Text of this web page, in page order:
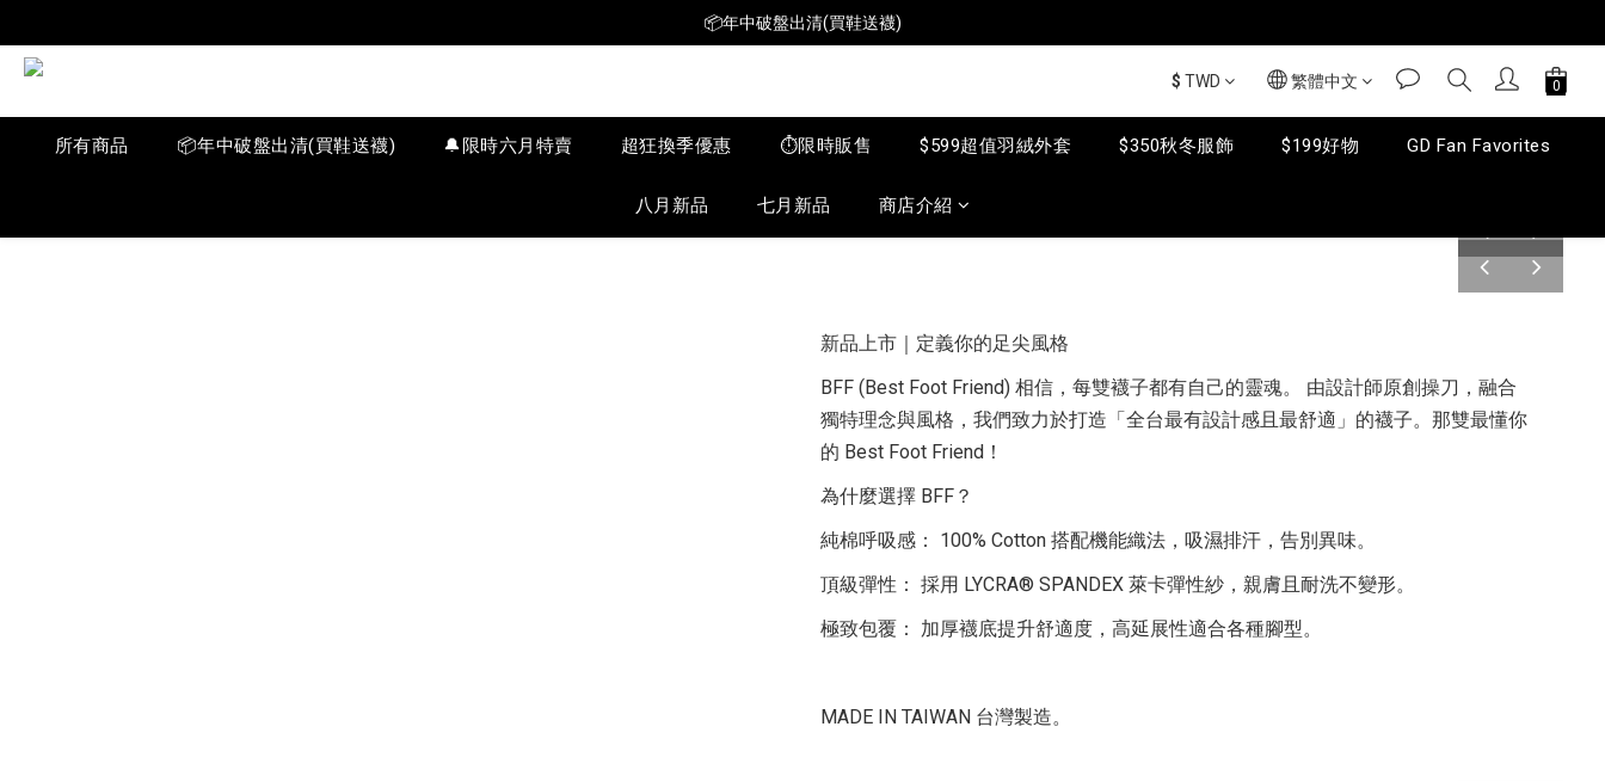
📦年中破盤出清(買鞋送襪)
📦年中破盤出清(買鞋送襪)
📦年中破盤出清(買鞋送襪)
$ TWD 繁體中文
所有商品 📦年中破盤出清(買鞋送襪) 🔔限時六月特賣 超狂換季優惠 ⏱️限時販售 $599超值羽絨外套 $350秋冬服飾 $199好物 GD Fan Favorites
八月新品 七月新品 商店介紹
prev
next
新品上市｜定義你的足尖風格
BFF (Best Foot Friend) 相信，每雙襪子都有自己的靈魂。 由設計師原創操刀，融合
獨特理念與風格，我們致力於打造「全台最有設計感且最舒適」的襪子。那雙最懂你
的 Best Foot Friend！
為什麼選擇 BFF？
純棉呼吸感： 100% Cotton 搭配機能織法，吸濕排汗，告別異味。
頂級彈性： 採用 LYCRA® SPANDEX 萊卡彈性紗，親膚且耐洗不變形。
極致包覆： 加厚襪底提升舒適度，高延展性適合各種腳型。
MADE IN TAIWAN 台灣製造。